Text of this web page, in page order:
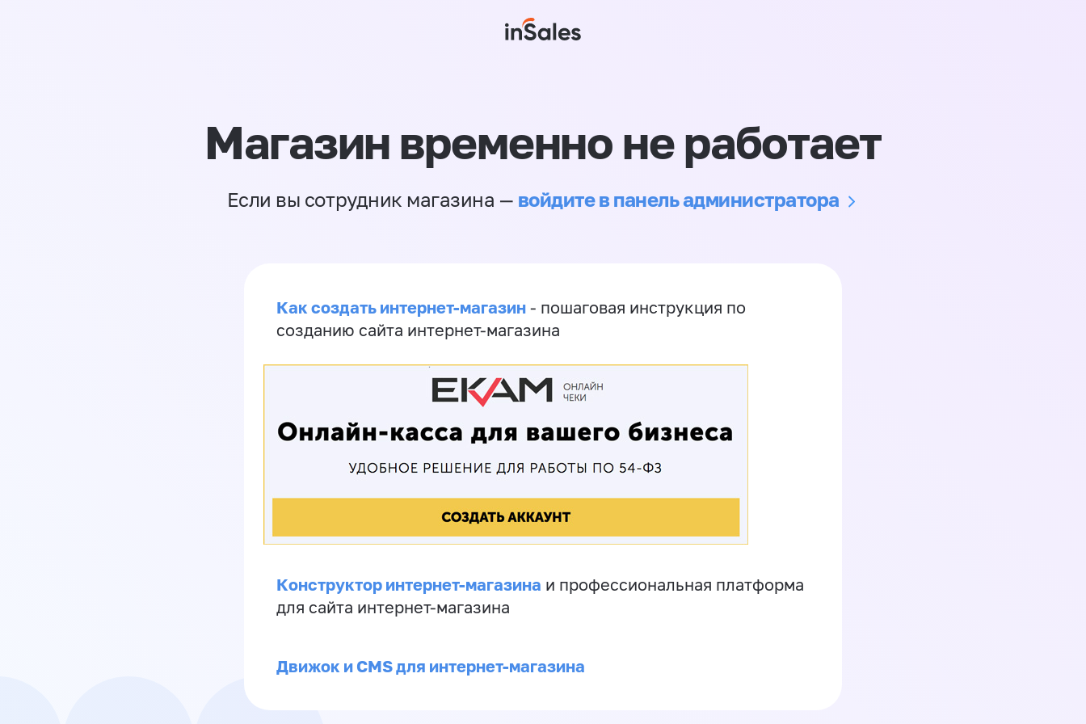
Магазин временно не работает
Если вы сотрудник магазина — войдите в панель администратора
Как создать интернет-магазин - пошаговая инструкция по
созданию сайта интернет-магазина
Конструктор интернет-магазина и профессиональная платформа
для сайта интернет-магазина
Движок и CMS для интернет-магазина